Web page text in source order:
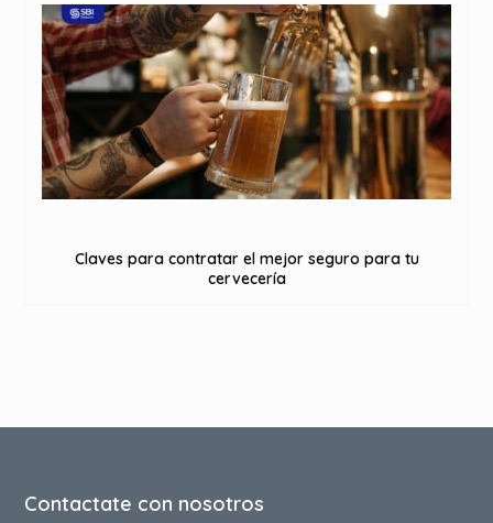
Claves para contratar el mejor seguro para tu
cervecería
Contactate con nosotros